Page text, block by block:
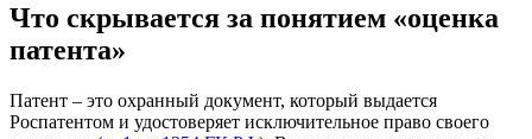
Что скрывается за понятием «оценка
патента»
Патент – это охранный документ, который выдается
Роспатентом и удостоверяет исключительное право своего